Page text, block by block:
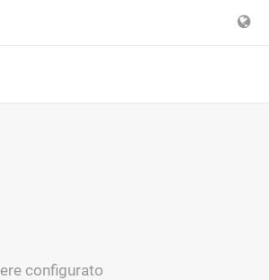
configurato